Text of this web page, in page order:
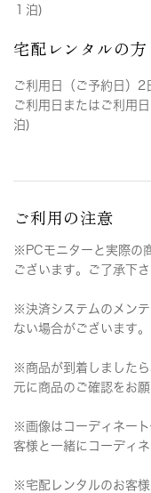
１泊)
宅配レンタルの方
ご利用日（ご予約日）2
ご利用日またはご利用
泊)
ご利用の注意
※PCモニターと実際の
ございます。ご了承下さ
※決済システムのメン
ない場合がございます。
※商品が到着しました
元に商品のご確認をお願
※画像はコーディネー
客様と一緒にコーディ
※宅配レンタルのお客